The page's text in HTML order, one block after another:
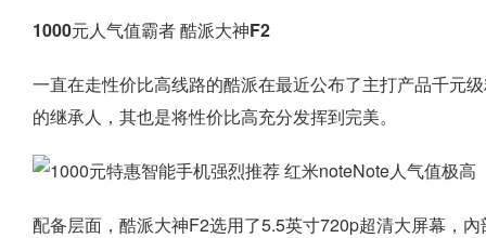
1000元人气值霸者 酷派大神F2
一直在走性价比高线路的酷派在最近公布了主打产品千
的继承人，其也是将性价比高充分发挥到完美。
配备层面，酷派大神F2选用了5.5英寸720p超清大屏幕，